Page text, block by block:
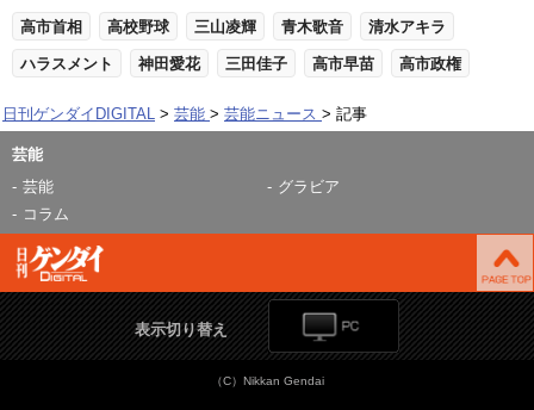
高市首相 高校野球 三山凌輝 青木歌音 清水アキラ
ハラスメント 神田愛花 三田佳子 高市早苗 高市政権
日刊ゲンダイDIGITAL 芸能 芸能ニュース 記事
芸能
芸能
グラビア
コラム
表示切り替え
（C）Nikkan Gendai